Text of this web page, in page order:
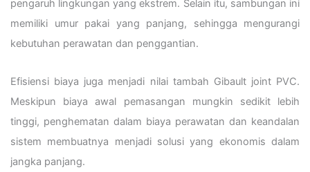
pengaruh lingkungan yang ekstrem. Selain itu, sambungan ini
memiliki umur pakai yang panjang, sehingga mengurangi
kebutuhan perawatan dan penggantian.
Efisiensi biaya juga menjadi nilai tambah Gibault joint PVC.
Meskipun biaya awal pemasangan mungkin sedikit lebih
tinggi, penghematan dalam biaya perawatan dan keandalan
sistem membuatnya menjadi solusi yang ekonomis dalam
jangka panjang.